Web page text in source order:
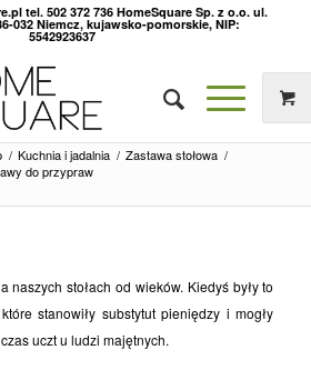
tel. 502 372 736 HomeSquare Sp. z o.o. ul.
032 Niemcz, kujawsko-pomorskie, NIP:
5542923637
/ Kuchnia i jadalnia / Zastawa stołowa /
do przypraw
naszych stołach od wieków. Kiedyś były to
stanowiły substytut pieniędzy i mogły
uczt u ludzi majętnych.